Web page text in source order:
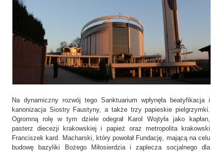
Na dynamiczny rozwój tego Sanktuarium wpłynęła beatyfikacja i
kanonizacja Siostry Faustyny, a także trzy papieskie pielgrzymki.
Ogromną rolę w tym dziele odegrał Karol Wojtyła jako kapłan,
pasterz diecezji krakowskiej i papież oraz metropolita krakowski
Franciszek kard. Macharski, który powołał Fundację, mającą na celu
budowę bazyliki Bożego Miłosierdzia i zaplecza socjalnego dla